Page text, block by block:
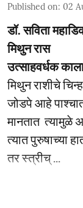
Published on: 02
डॉ. सविता
मिथुन रास
उत्साहवर्धक
मिथुन राशीचे
जोडपे आहे
मानतात त्यामुळे
त्यात पुरुषाच्या
तर स्त्रीच् ...